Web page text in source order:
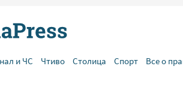
и ЧС Чтиво Столица Спорт Все о